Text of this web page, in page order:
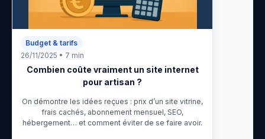
Budget & tarifs
26/11/2025 • 7 min
Combien coûte vraiment un site internet
pour artisan ?
On démontre les idées reçues : prix d’un site vitrine,
frais cachés, abonnement mensuel, SEO,
hébergement… et comment éviter de se faire avoir.